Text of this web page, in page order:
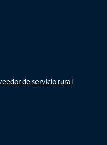
de servicio rural